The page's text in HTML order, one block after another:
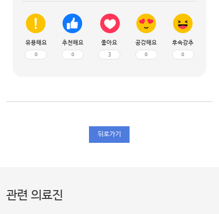
유용해요
0
추천해요
0
좋아요
3
공감해요
0
후속강추
0
뒤로가기
관련 의료진